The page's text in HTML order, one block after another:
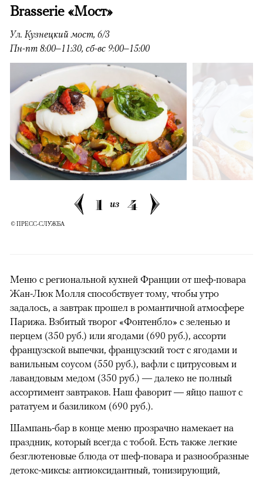
Brasserie «Мост»
Ул. Кузнецкий мост, 6/3
Пн-пт 8:00–11:30, сб-вс 9:00–15:00
1 из 4
© ПРЕСС-СЛУЖБА
Меню с региональной кухней Франции от шеф-повара
Жан-Люк Молля способствует тому, чтобы утро
задалось, а завтрак прошел в романтичной атмосфере
Парижа. Взбитый творог «Фонтенбло» с зеленью и
перцем (350 руб.) или ягодами (690 руб.), ассорти
французской выпечки, французский тост с ягодами и
ванильным соусом (550 руб.), вафли с цитрусовым и
лавандовым медом (350 руб.) — далеко не полный
ассортимент завтраков. Наш фаворит — яйцо пашот с
рататуем и базиликом (690 руб.).
Шампань-бар в конце меню прозрачно намекает на
праздник, который всегда с тобой. Есть также легкие
безглютеновые блюда от шеф-повара и разнообразные
детокс-миксы: антиоксидантный, тонизирующий,